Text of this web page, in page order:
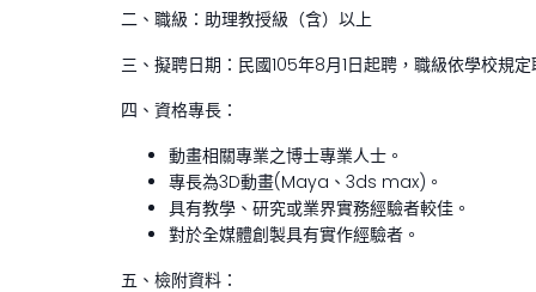
二、職級：助理教授級（含）以上
三、擬聘日期：民國105年8月1日起聘，職級依學校規
四、資格專長：
動畫相關專業之博士專業人士。
專長為3D動畫(Maya、3ds max)。
具有教學、研究或業界實務經驗者較佳。
對於全媒體創製具有實作經驗者。
五、檢附資料：